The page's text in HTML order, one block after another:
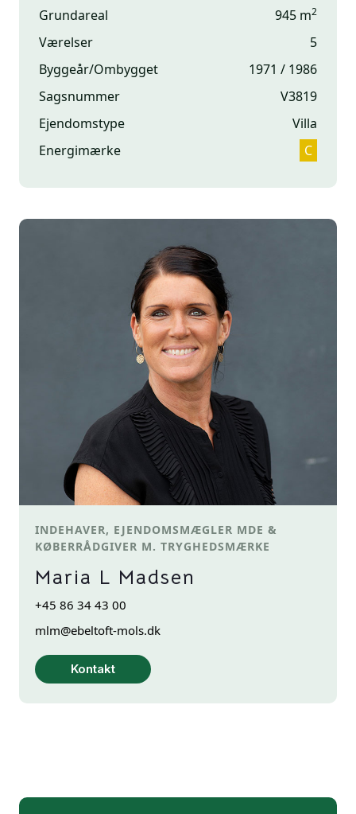
Grundareal 945 m2
Værelser
5
Byggeår/Ombygget
1971 / 1986
Sagsnummer
V3819
Ejendomstype
Villa
Energimærke
C
INDEHAVER, EJENDOMSMÆGLER MDE &
KØBERRÅDGIVER M. TRYGHEDSMÆRKE
Maria L Madsen
+45 86 34 43 00
mlm@ebeltoft-mols.dk
Kontakt